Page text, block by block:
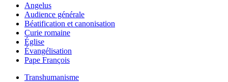
Angelus
Audience générale
Béatification et canonisation
Curie romaine
Église
Évangélisation
Pape François
Transhumanisme